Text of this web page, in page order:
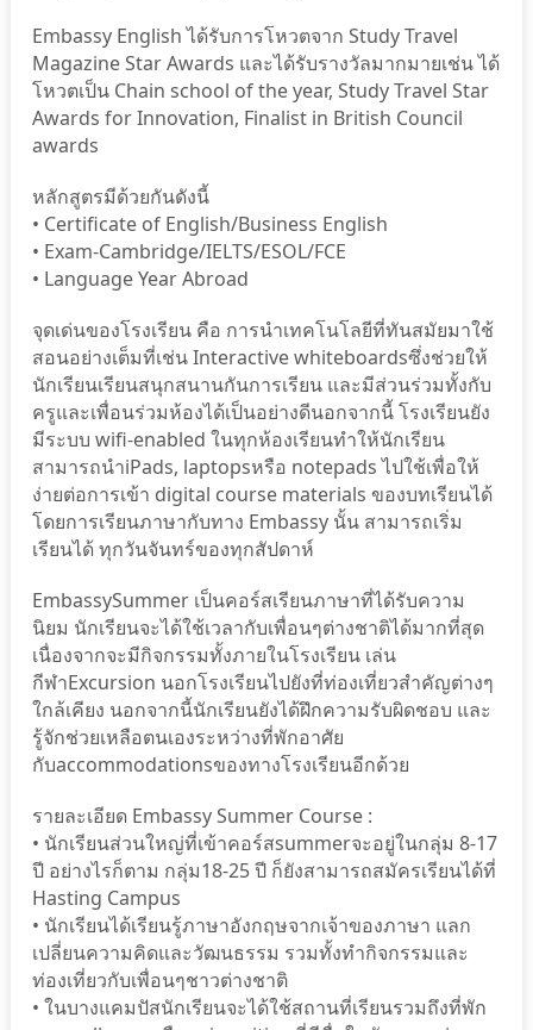
Embassy English ได้รับการโหวตจาก Study Travel
Magazine Star Awards และได้รับรางวัลมากมายเช่น ได้
โหวตเป็น Chain school of the year, Study Travel Star
Awards for Innovation, Finalist in British Council
awards
หลักสูตรมีด้วยกันดังนี้
• Certificate of English/Business English
• Exam-Cambridge/IELTS/ESOL/FCE
• Language Year Abroad
จุดเด่นของโรงเรียน คือ การนำเทคโนโลยีที่ทันสมัยมาใช้
สอนอย่างเต็มที่เช่น Interactive whiteboardsซึ่งช่วยให้
นักเรียนเรียนสนุกสนานกันการเรียน และมีส่วนร่วมทั้งกับ
ครูและเพื่อนร่วมห้องได้เป็นอย่างดีนอกจากนี้ โรงเรียนยัง
มีระบบ wifi-enabled ในทุกห้องเรียนทำให้นักเรียน
สามารถนำiPads, laptopsหรือ notepads ไปใช้เพื่อให้
ง่ายต่อการเข้า digital course materials ของบทเรียนได้
โดยการเรียนภาษากับทาง Embassy นั้น สามารถเริ่ม
เรียนได้ ทุกวันจันทร์ของทุกสัปดาห์
EmbassySummer เป็นคอร์สเรียนภาษาที่ได้รับความ
นิยม นักเรียนจะได้ใช้เวลากับเพื่อนๆต่างชาติได้มากที่สุด
เนื่องจากจะมีกิจกรรมทั้งภายในโรงเรียน เล่น
กีฬาExcursion นอกโรงเรียนไปยังที่ท่องเที่ยวสำคัญต่างๆ
ใกล้เคียง นอกจากนี้นักเรียนยังได้ฝึกความรับผิดชอบ และ
รู้จักช่วยเหลือตนเองระหว่างที่พักอาศัย
กับaccommodationsของทางโรงเรียนอีกด้วย
รายละเอียด Embassy Summer Course :
• นักเรียนส่วนใหญ่ที่เข้าคอร์สsummerจะอยู่ในกลุ่ม 8-17
ปี อย่างไรก็ตาม กลุ่ม18-25 ปี ก็ยังสามารถสมัครเรียนได้ที่
Hasting Campus
• นักเรียนได้เรียนรู้ภาษาอังกฤษจากเจ้าของภาษา แลก
เปลี่ยนความคิดและวัฒนธรรม รวมทั้งทำกิจกรรมและ
ท่องเที่ยวกับเพื่อนๆชาวต่างชาติ
• ในบางแคมปัสนักเรียนจะได้ใช้สถานที่เรียนรวมถึงที่พัก